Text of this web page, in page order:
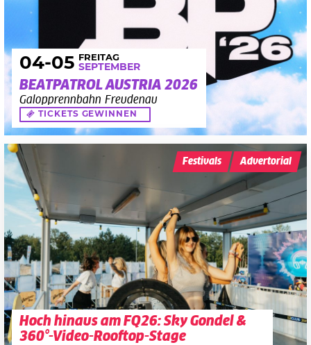
04-05 FREITAG
SEPTEMBER
BEATPATROL AUSTRIA 2026
Galopprennbahn Freudenau
TICKETS GEWINNEN
Hoch hinaus am FQ26: Sky Gondel &
360°-Video-Rooftop-Stage
Festivals Advertorial